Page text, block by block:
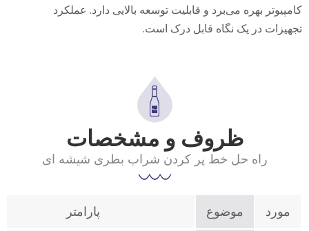
کامپیوتر بهره می‌برد و قابلیت توسعه بالایی دارد. عملکرد
تجهیزات در یک نگاه قابل درک است.
ظروف و مشخصات
راه حل خط پر کردن شراب بطری شیشه ای
مورد موضوع پارامتر